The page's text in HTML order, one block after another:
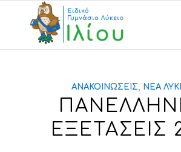
ΑΝΑΚΟΙΝΏΣΕΙΣ, ΝΈΑ
ΕΞΕΤΑΣΕΙΣ